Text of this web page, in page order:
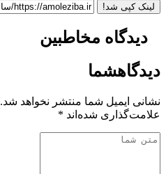
لینک کپی شد!
دیدگاه مخاطبین
دیدگاهشما
نشانی ایمیل شما منتشر نخواهد شد.
علامت‌گذاری شده‌اند *